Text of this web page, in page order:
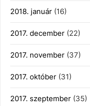
2018. január (16)
2017. december (22)
2017. november (37)
2017. október (31)
2017. szeptember (35)